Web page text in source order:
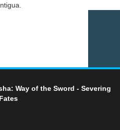
Way of the Sword - Severing
Fates